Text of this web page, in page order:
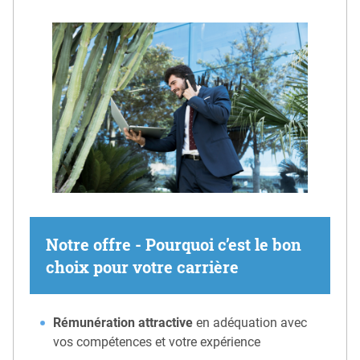
Notre offre - Pourquoi c’est le bon
choix pour votre carrière
Rémunération attractive en adéquation avec
vos compétences et votre expérience